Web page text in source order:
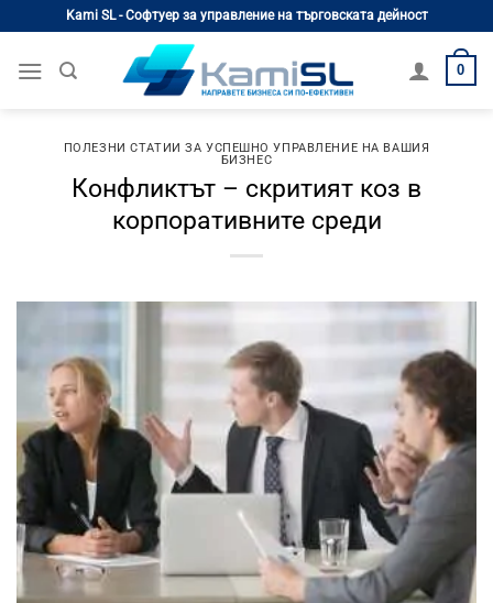
content
Kami SL - Софтуер за управление на търговската дейност
0
ПОЛЕЗНИ СТАТИИ ЗА УСПЕШНО УПРАВЛЕНИЕ НА ВАШИЯ
БИЗНЕС
Конфликтът – скритият коз в
корпоративните среди